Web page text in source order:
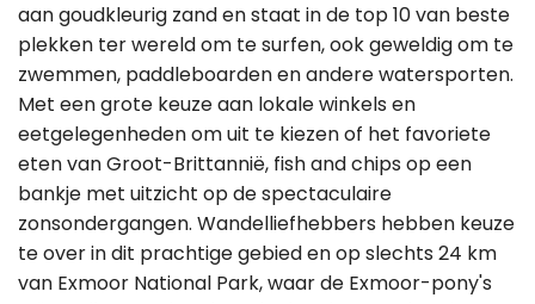
aan goudkleurig zand en staat in de top 10 van beste
plekken ter wereld om te surfen, ook geweldig om te
zwemmen, paddleboarden en andere watersporten.
Met een grote keuze aan lokale winkels en
eetgelegenheden om uit te kiezen of het favoriete
eten van Groot-Brittannië, fish and chips op een
bankje met uitzicht op de spectaculaire
zonsondergangen. Wandelliefhebbers hebben keuze
te over in dit prachtige gebied en op slechts 24 km
van Exmoor National Park, waar de Exmoor-pony's